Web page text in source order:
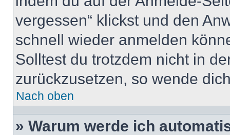
vergessen“ klickst und den
schnell wieder anmelden
Solltest du trotzdem nicht in
zurückzusetzen, so wende
Nach oben
» Warum werde ich